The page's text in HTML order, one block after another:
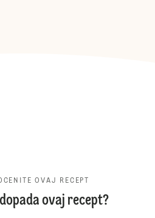
OVAJ RECEPT
ovaj recept?